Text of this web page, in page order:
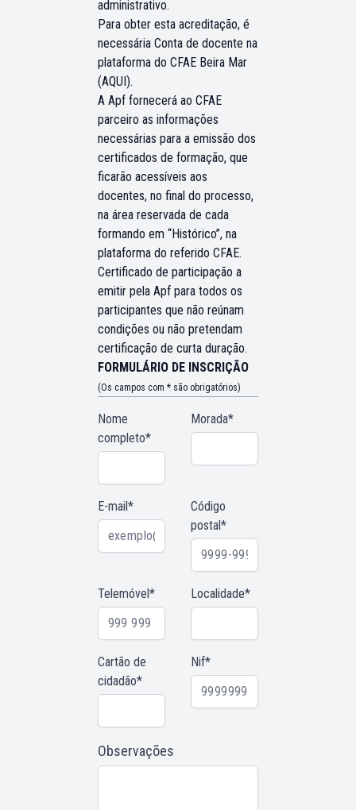
administrativo.
Para obter esta acreditação, é
necessária Conta de docente na
plataforma do CFAE Beira Mar
(AQUI).
A Apf fornecerá ao CFAE
parceiro as informações
necessárias para a emissão dos
certificados de formação, que
ficarão acessíveis aos
docentes, no final do processo,
na área reservada de cada
formando em “Histórico”, na
plataforma do referido CFAE.
Certificado de participação a
emitir pela Apf para todos os
participantes que não reúnam
condições ou não pretendam
certificação de curta duração.
FORMULÁRIO DE INSCRIÇÃO
(Os campos com * são obrigatórios)
Nome
completo*
Morada*
E-mail*
Código
postal*
Telemóvel* Localidade*
Cartão de
cidadão*
Nif*
Observações